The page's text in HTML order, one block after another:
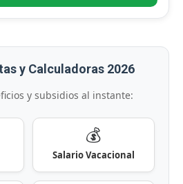
y Calculadoras 2026
y subsidios al instante:
💰
Salario Vacacional